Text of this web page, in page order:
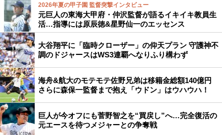
2026年夏の甲子園 監督突撃インタビュー
元巨人の東海大甲府・仲沢監督が語るイキイキ教員生
活…指導には原辰徳&星野仙一のエッセンス
大谷翔平に「臨時クローザー」の仰天プラン 守護神不
調のドジャースはWS3連覇へなりふり構わず
海舟&航大のモテモテ佐野兄弟は移籍金総額140億円
さらに森保一監督まで抱え「ウドン」はウハウハ！
巨人が今オフにも菅野智之を“買戻し”へ…完全復活の
元エースを待つメジャーとの争奪戦